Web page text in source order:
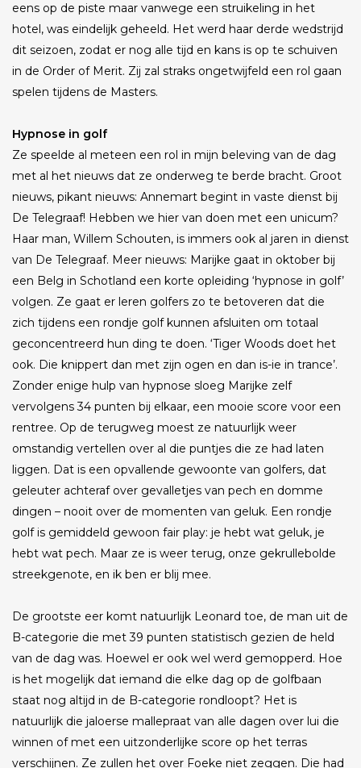
eens op de piste maar vanwege een struikeling in het
hotel, was eindelijk geheeld. Het werd haar derde wedstrijd
dit seizoen, zodat er nog alle tijd en kans is op te schuiven
in de Order of Merit. Zij zal straks ongetwijfeld een rol gaan
spelen tijdens de Masters.
Hypnose in golf
Ze speelde al meteen een rol in mijn beleving van de dag
met al het nieuws dat ze onderweg te berde bracht. Groot
nieuws, pikant nieuws: Annemart begint in vaste dienst bij
De Telegraaf! Hebben we hier van doen met een unicum?
Haar man, Willem Schouten, is immers ook al jaren in dienst
van De Telegraaf. Meer nieuws: Marijke gaat in oktober bij
een Belg in Schotland een korte opleiding ‘hypnose in golf’
volgen. Ze gaat er leren golfers zo te betoveren dat die
zich tijdens een rondje golf kunnen afsluiten om totaal
geconcentreerd hun ding te doen. ‘Tiger Woods doet het
ook. Die knippert dan met zijn ogen en dan is-ie in trance’.
Zonder enige hulp van hypnose sloeg Marijke zelf
vervolgens 34 punten bij elkaar, een mooie score voor een
rentree. Op de terugweg moest ze natuurlijk weer
omstandig vertellen over al die puntjes die ze had laten
liggen. Dat is een opvallende gewoonte van golfers, dat
geleuter achteraf over gevalletjes van pech en domme
dingen – nooit over de momenten van geluk. Een rondje
golf is gemiddeld gewoon fair play: je hebt wat geluk, je
hebt wat pech. Maar ze is weer terug, onze gekrullebolde
streekgenote, en ik ben er blij mee.
De grootste eer komt natuurlijk Leonard toe, de man uit de
B-categorie die met 39 punten statistisch gezien de held
van de dag was. Hoewel er ook wel werd gemopperd. Hoe
is het mogelijk dat iemand die elke dag op de golfbaan
staat nog altijd in de B-categorie rondloopt? Het is
natuurlijk die jaloerse mallepraat van alle dagen over lui die
winnen of met een uitzonderlijke score op het terras
verschijnen. Ze zullen het over Foeke niet zeggen. Die had